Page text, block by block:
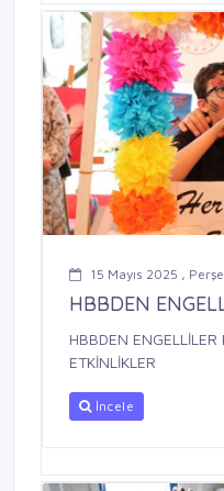
15 Mayıs 2025 ,
HBBDEN
HBBDEN ENGELLİLER
ETKİNLİKLER
İncele